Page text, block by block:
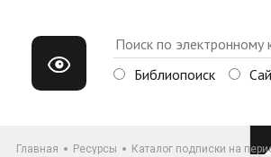
Библиопоиск
Главная Ресурсы Каталог подписки на